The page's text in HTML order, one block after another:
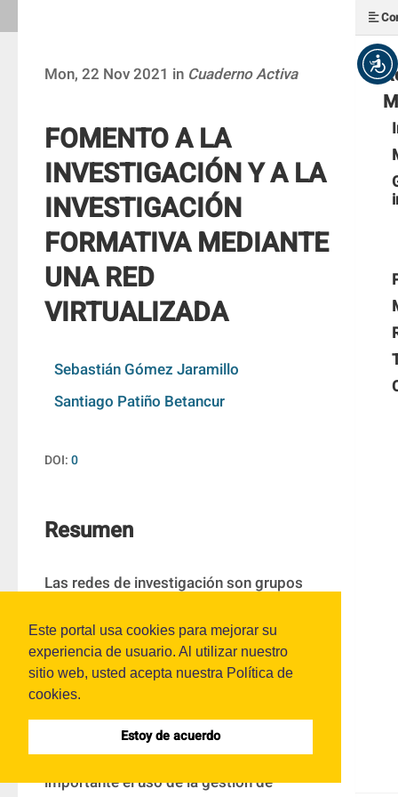
Este portal usa cookies para mejorar su
experiencia de usuario. Al utilizar nuestro
sitio web, usted acepta nuestra Política de
cookies.
Estoy de acuerdo
Mon, 22 Nov 2021 in Cuaderno Activa
FOMENTO A LA
INVESTIGACIÓN Y A LA
INVESTIGACIÓN
FORMATIVA MEDIANTE
UNA RED
VIRTUALIZADA
Sebastián Gómez Jaramillo
Santiago Patiño Betancur
DOI:0
Resumen
Las redes de investigación son grupos
organizaciones para informar, divulgar y
cooperar sobre proyectos y resultados de
investigación. Con las redes se busca la
basado en una cultura de colaboración y
desarrollo colectivo. Para lograrlo, es
importante el uso de la gestión de